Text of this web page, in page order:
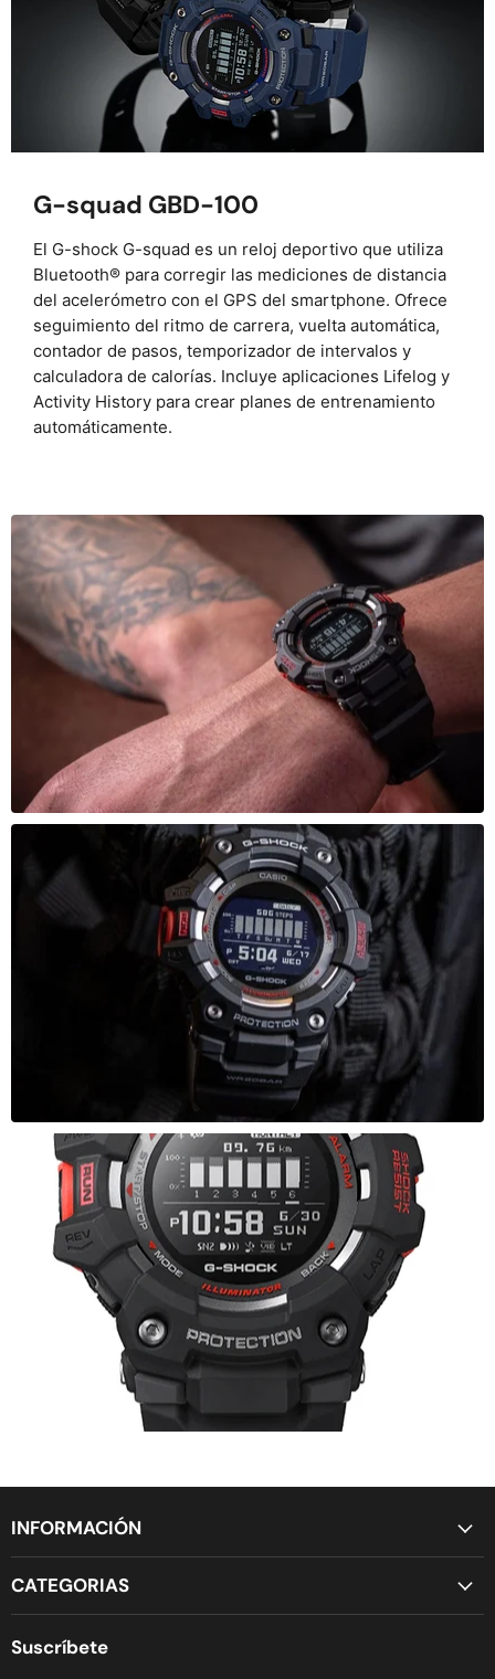
G-squad GBD-100
El G-shock G-squad es un reloj deportivo que utiliza
Bluetooth® para corregir las mediciones de distancia
del acelerómetro con el GPS del smartphone. Ofrece
seguimiento del ritmo de carrera, vuelta automática,
contador de pasos, temporizador de intervalos y
calculadora de calorías. Incluye aplicaciones Lifelog y
Activity History para crear planes de entrenamiento
automáticamente.
INFORMACIÓN
CATEGORIAS
Suscríbete